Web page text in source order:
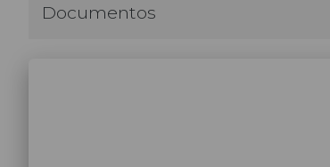
Documentos